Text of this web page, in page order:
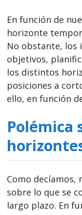
En función de
horizonte
No obstante, los
objetivos,
los distintos
posiciones a
ello, en función
Polémica
Como decíamos,
sobre lo que se
largo plazo. En